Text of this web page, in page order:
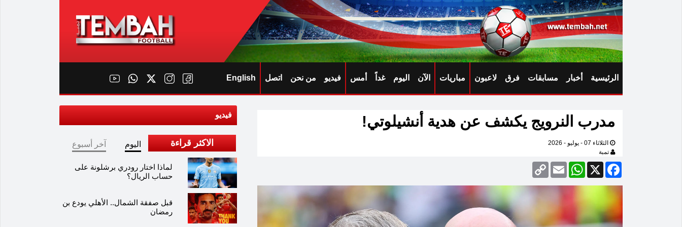
الرئيسية أخبار مسابقات فرق لاعبون مباريات الآن اليوم غداً أمس فيديو من نحن اتصل English
مدرب النرويج يكشف عن هدية أنشيلوتي!
الثلاثاء 07 - يوليو - 2026
تمبة
Facebook
X
WhatsApp
Email
Copy
Link
فيديو
الاكثر قراءة اليوم آخر أسبوع
لماذا اختار رودري برشلونة على
حساب الريال؟
قبل صفقة الشمال.. الأهلي يودع بن
رمضان